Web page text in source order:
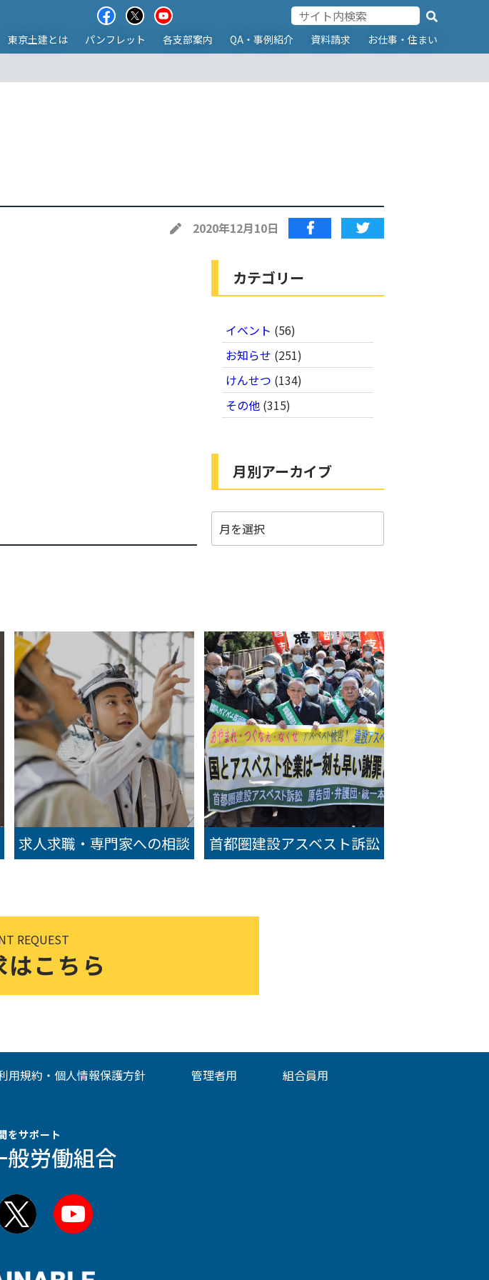
東京土建とは パンフレット 各支部案内 QA・事例紹介 資料請求
お仕事・住まい
2020年12月10日
カテゴリー
イベント (56)
お知らせ (251)
けんせつ (134)
その他(315)
月別アーカイブ
別
求人求職・専門家への相談 首都圏建設アスベスト訴訟
REQUEST
こちら
用規約・個人情報保護方針 管理者用 組合員用